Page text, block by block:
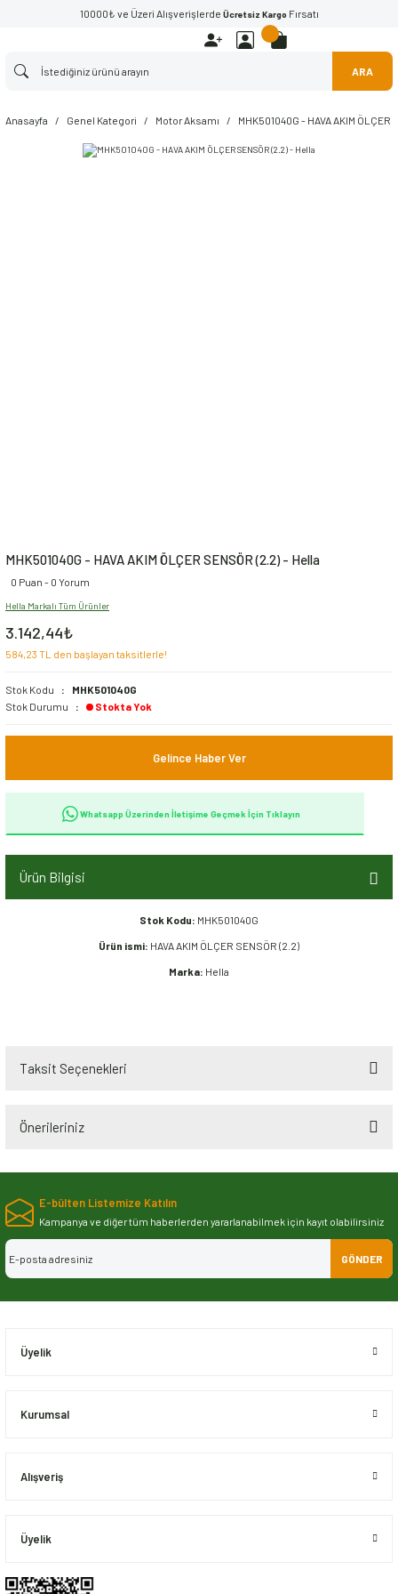
10000₺ ve Üzeri Alışverişlerde Ücretsiz Kargo Fırsatı
ARA
Anasayfa Genel Kategori Motor Aksamı MHK501040G - HAVA AKIM ÖLÇER
MHK501040G - HAVA AKIM ÖLÇER SENSÖR (2.2) - Hella
0 Puan - 0 Yorum
Hella Markalı Tüm Ürünler
3.142,44₺
584,23 TL den başlayan taksitlerle!
Stok Kodu
MHK501040G
Stok Durumu
Stokta Yok
Gelince Haber Ver
Whatsapp Üzerinden İletişime Geçmek İçin Tıklayın
Ürün Bilgisi
Stok Kodu: MHK501040G
Ürün ismi: HAVA AKIM ÖLÇER SENSÖR (2.2)
Marka: Hella
Taksit Seçenekleri
Önerileriniz
Bu ürünün fiyat bilgisi, resim, ürün açıklamalarında ve diğer konularda
iletebilirsiniz.
Görüş ve önerileriniz için teşekkür ederiz.
Ürün resmi kalitesiz, bozuk veya görüntülenemiyor.
E-bülten Listemize Katılın
Kampanya ve diğer tüm haberlerden yararlanabilmek için kayıt olabilirsiniz
GÖNDER
Üyelik
Kurumsal
Alışveriş
Üyelik